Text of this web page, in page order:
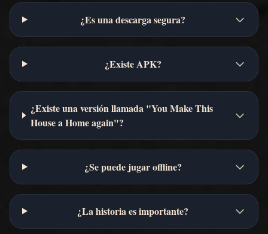
¿Es una descarga segura?
¿Existe APK?
¿Existe una versión llamada "You Make This
House a Home again"?
¿Se puede jugar offline?
¿La historia es importante?